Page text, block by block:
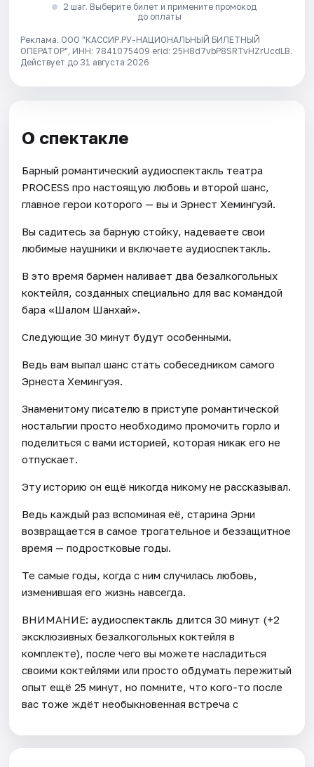
2 шаг. Выберите билет и примените промокод
до оплаты
Реклама. ООО "КАССИР.РУ-НАЦИОНАЛЬНЫЙ БИЛЕТНЫЙ
ОПЕРАТОР", ИНН: 7841075409 erid: 25H8d7vbP8SRTvHZrUcdLB.
Действует до 31 августа 2026
О спектакле
Барный романтический аудиоспектакль театра
PROCESS про настоящую любовь и второй шанс,
главное герои которого — вы и Эрнест Хемингуэй.
Вы садитесь за барную стойку, надеваете свои
любимые наушники и включаете аудиоспектакль.
В это время бармен наливает два безалкогольных
коктейля, созданных специально для вас командой
бара «Шалом Шанхай».
Следующие 30 минут будут особенными.
Ведь вам выпал шанс стать собеседником самого
Эрнеста Хемингуэя.
Знаменитому писателю в приступе романтической
ностальгии просто необходимо промочить горло и
поделиться с вами историей, которая никак его не
отпускает.
Эту историю он ещё никогда никому не рассказывал.
Ведь каждый раз вспоминая её, старина Эрни
возвращается в самое трогательное и беззащитное
время — подростковые годы.
Те самые годы, когда с ним случилась любовь,
изменившая его жизнь навсегда.
ВНИМАНИЕ: аудиоспектакль длится 30 минут (+2
эксклюзивных безалкогольных коктейля в
комплекте), после чего вы можете насладиться
своими коктейлями или просто обдумать пережитый
опыт ещё 25 минут, но помните, что кого-то после
вас тоже ждёт необыкновенная встреча с